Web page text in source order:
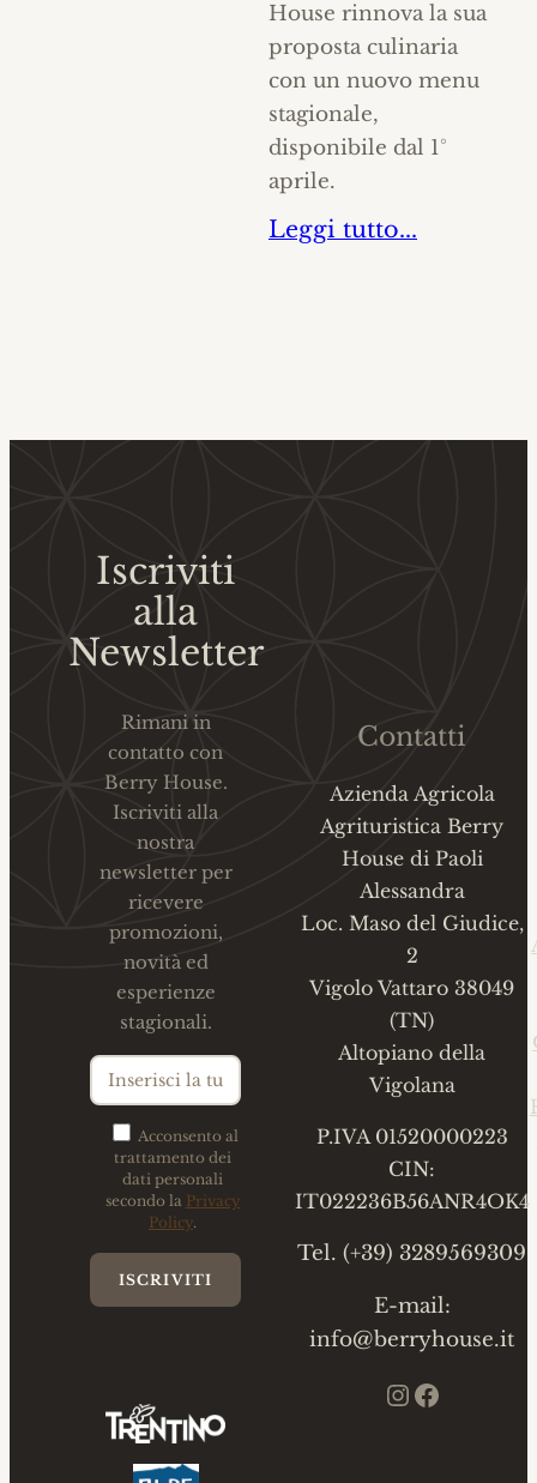
House rinnova la sua
proposta culinaria
con un nuovo menu
stagionale,
disponibile dal 1°
aprile.
Iscriviti
alla
Newsletter
Rimani in
contatto con
Berry House.
Iscriviti alla
nostra
newsletter per
ricevere
promozioni,
novità ed
esperienze
stagionali.
Acconsento al
trattamento dei
dati personali
secondo la Privacy
Policy.
Contatti
Azienda Agricola
Agrituristica Berry
House di Paoli
Alessandra
Loc. Maso del Giudice,
2
Vigolo Vattaro 38049
(TN)
Altopiano della
Vigolana
P.IVA 01520000223
CIN:
IT022236B56ANR4OK4
Tel. (+39) 3289569309
E-mail:
info@berryhouse.it
Instagram